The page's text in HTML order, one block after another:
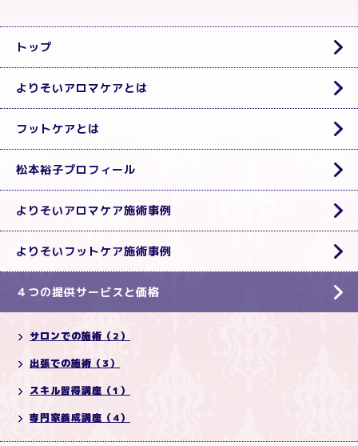
トップ
よりそいアロマケアとは
フットケアとは
松本裕子プロフィール
よりそいアロマケア施術事例
よりそいフットケア施術事例
４つの提供サービスと価格
サロンでの施術（2）
出張での施術（3）
スキル習得講座（1）
専門家養成講座（4）